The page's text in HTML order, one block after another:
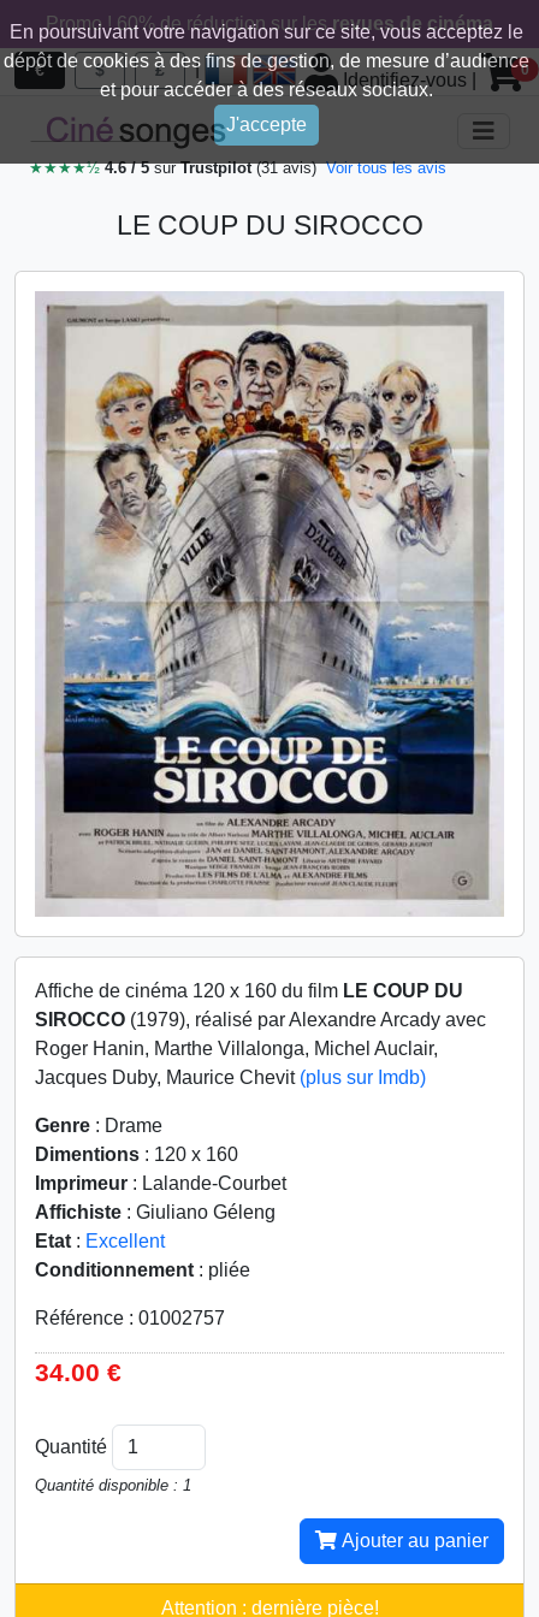
En poursuivant votre navigation sur ce site, vous acceptez le
dépôt de cookies à des fins de gestion, de mesure d’audience
et pour accéder à des réseaux sociaux.
J'accepte
Promo ! 60% de réduction sur lesrevues de cinéma
€ $ £ |
Identifiez-vous 0
★★★★½4.6 / 5surTrustpilot(31 avis) Voir tous les avis
LE COUP DU SIROCCO
Affiche de cinéma 120 x 160 du film LE COUP DU
SIROCCO (1979), réalisé par Alexandre Arcady avec
Roger Hanin, Marthe Villalonga, Michel Auclair,
Jacques Duby, Maurice Chevit (plus sur Imdb)
Genre : Drame
Dimentions : 120 x 160
Imprimeur : Lalande-Courbet
Affichiste : Giuliano Géleng
Etat : Excellent
Conditionnement : pliée
Référence : 01002757
34.00 €
Quantité
Quantité disponible : 1
Ajouter au panier
Attention : dernière pièce!